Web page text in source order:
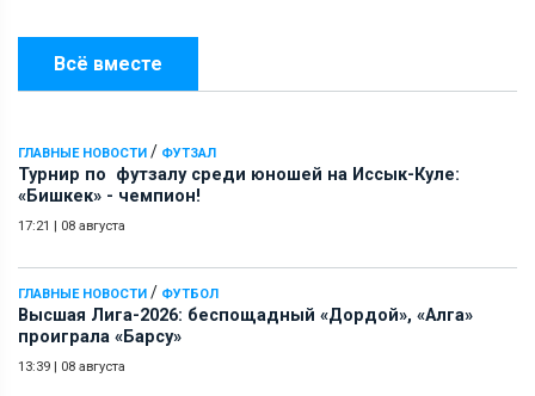
Всё вместе
ГЛАВНЫЕ НОВОСТИ / ФУТЗАЛ
Турнир по футзалу среди юношей на Иссык-Куле:
«Бишкек» - чемпион!
17:21 | 08 августа
ГЛАВНЫЕ НОВОСТИ / ФУТБОЛ
Высшая Лига-2026: беспощадный «Дордой», «Алга»
проиграла «Барсу»
13:39 | 08 августа